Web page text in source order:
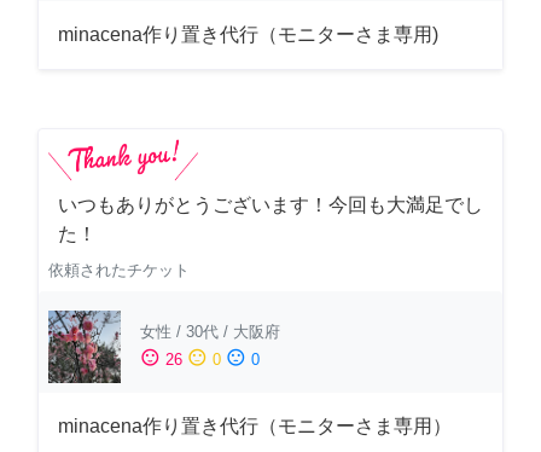
minacena作り置き代行（モニターさま専用)
いつもありがとうございます！今回も大満足でし
た！
依頼されたチケット
女性 / 30代 / 大阪府
sentiment_satisfied 26 sentiment_neutral 0 sentiment_dissatisfied 0
minacena作り置き代行（モニターさま専用）